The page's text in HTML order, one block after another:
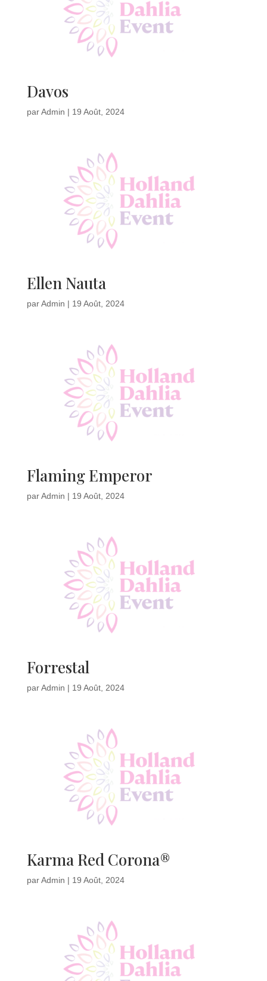
Davos
parAdmin | 19 Août, 2024
Ellen Nauta
parAdmin | 19 Août, 2024
Flaming Emperor
parAdmin | 19 Août, 2024
Forrestal
parAdmin | 19 Août, 2024
Karma Red Corona®
parAdmin | 19 Août, 2024